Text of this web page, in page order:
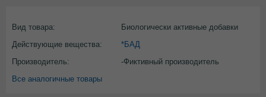
Вид товара:
Биологически активные добавки
Действующие вещества:
*БАД
Производитель:
-Фиктивный производитель
Все аналогичные товары